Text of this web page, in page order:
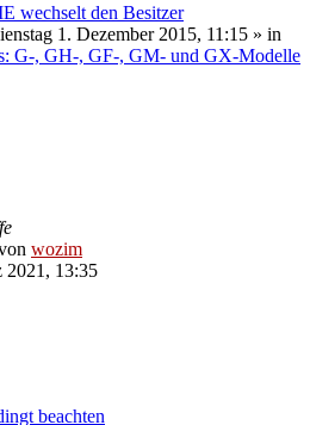
wechselt den Besitzer
1. Dezember 2015, 11:15 » in
G-, GH-, GF-, GM- und GX-Modelle
wozim
2021, 13:35
beachten